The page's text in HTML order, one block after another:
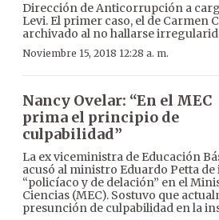
Dirección de Anticorrupción a
Levi. El primer caso, el de Carmen
archivado al no hallarse
Noviembre 15, 2018 12:28 a. m.
Nancy Ovelar: “En el MEC
prima el principio de
culpabilidad”
La ex viceministra de Educación
acusó al ministro Eduardo Petta
“policíaco y de delación” en el
Ciencias (MEC). Sostuvo que
presunción de culpabilidad en la